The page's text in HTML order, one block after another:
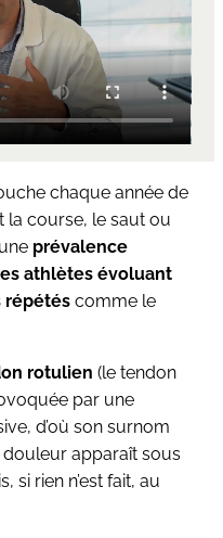
chaque année de
la course, le saut ou
prévalence
athlètes évoluant
répétés comme le
rotulien (le tendon
par une
d’où son surnom
apparaît sous
si rien n’est fait, au